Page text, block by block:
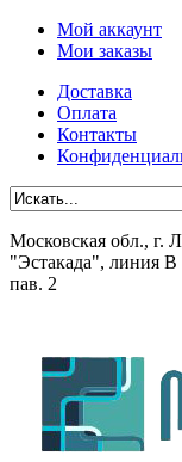
Мой аккаунт
Мои заказы
Доставка
Оплата
Контакты
Московская обл., г.
"Эстакада", линия
пав. 2